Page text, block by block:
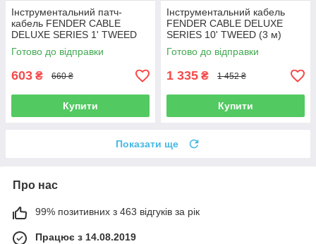
Інструментальний патч-
кабель FENDER CABLE
DELUXE SERIES 1' TWEED
Готово до відправки
603 ₴ 660 ₴
Купити
Інструментальний кабель
FENDER CABLE DELUXE
SERIES 10' TWEED (3 м)
Готово до відправки
1 335 ₴ 1 452 ₴
Купити
Показати ще
Про нас
99% позитивних з 463 відгуків за рік
Працює з 14.08.2019